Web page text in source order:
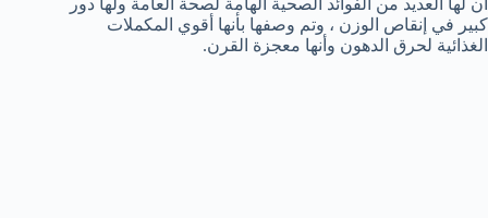
أن لها العديد من الفوائد الصحية الهامة لصحة العامة ولها دور
كبير في إنقاص الوزن ، وتم وصفها بأنها أقوي المكملات
الغذائية لحرق الدهون وأنها معجزة القرن.